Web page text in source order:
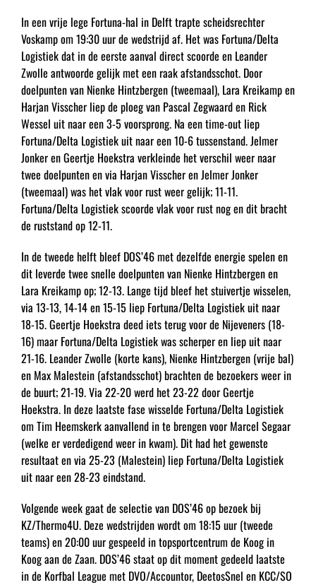
In een vrije lege Fortuna-hal in Delft trapte scheidsrechter
Voskamp om 19:30 uur de wedstrijd af. Het was Fortuna/Delta
Logistiek dat in de eerste aanval direct scoorde en Leander
Zwolle antwoorde gelijk met een raak afstandsschot. Door
doelpunten van Nienke Hintzbergen (tweemaal), Lara Kreikamp en
Harjan Visscher liep de ploeg van Pascal Zegwaard en Rick
Wessel uit naar een 3-5 voorsprong. Na een time-out liep
Fortuna/Delta Logistiek uit naar een 10-6 tussenstand. Jelmer
Jonker en Geertje Hoekstra verkleinde het verschil weer naar
twee doelpunten en via Harjan Visscher en Jelmer Jonker
(tweemaal) was het vlak voor rust weer gelijk; 11-11.
Fortuna/Delta Logistiek scoorde vlak voor rust nog en dit bracht
de ruststand op 12-11.
In de tweede helft bleef DOS’46 met dezelfde energie spelen en
dit leverde twee snelle doelpunten van Nienke Hintzbergen en
Lara Kreikamp op; 12-13. Lange tijd bleef het stuivertje wisselen,
via 13-13, 14-14 en 15-15 liep Fortuna/Delta Logistiek uit naar
18-15. Geertje Hoekstra deed iets terug voor de Nijeveners (18-
16) maar Fortuna/Delta Logistiek was scherper en liep uit naar
21-16. Leander Zwolle (korte kans), Nienke Hintzbergen (vrije bal)
en Max Malestein (afstandsschot) brachten de bezoekers weer in
de buurt; 21-19. Via 22-20 werd het 23-22 door Geertje
Hoekstra. In deze laatste fase wisselde Fortuna/Delta Logistiek
om Tim Heemskerk aanvallend in te brengen voor Marcel Segaar
(welke er verdedigend weer in kwam). Dit had het gewenste
resultaat en via 25-23 (Malestein) liep Fortuna/Delta Logistiek
uit naar een 28-23 eindstand.
Volgende week gaat de selectie van DOS’46 op bezoek bij
KZ/Thermo4U. Deze wedstrijden wordt om 18:15 uur (tweede
teams) en 20:00 uur gespeeld in topsportcentrum de Koog in
Koog aan de Zaan. DOS’46 staat op dit moment gedeeld laatste
in de Korfbal League met DVO/Accountor, DeetosSnel en KCC/SO